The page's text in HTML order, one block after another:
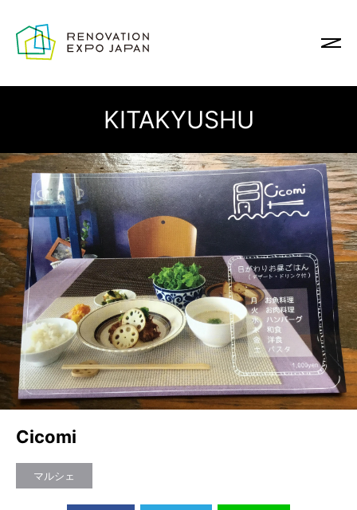
KITAKYUSHU
Cicomi
マルシェ